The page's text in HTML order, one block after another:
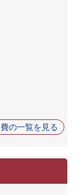
の一覧を見る